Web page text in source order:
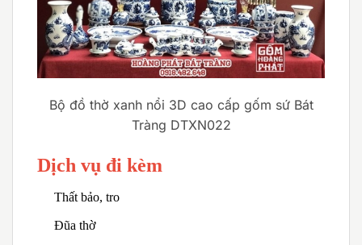
Bộ đồ thờ xanh nổi 3D cao cấp gốm sứ Bát
Tràng DTXN022
Dịch vụ đi kèm
Thất bảo, tro
Đũa thờ